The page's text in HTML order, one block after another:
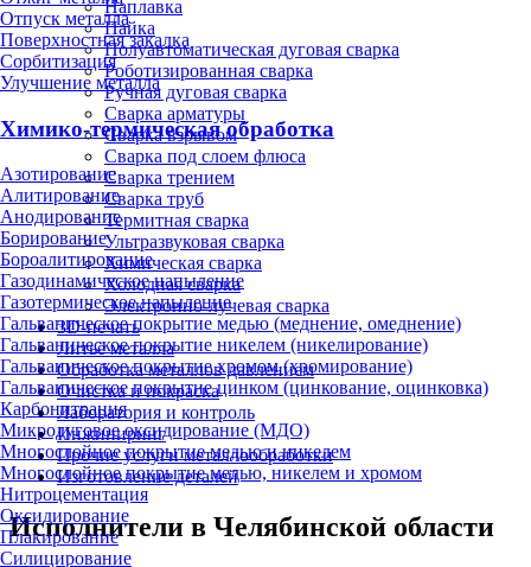
Отпуск металла
Поверхностная закалка
Сорбитизация
Улучшение металла
Химико-термическая обработка
Азотирование
Алитирование
Анодирование
Борирование
Бороалитирование
Газодинамическое напыление
Газотермическое напыление
Гальваническое покрытие медью (меднение, омеднение)
Гальваническое покрытие никелем (никелирование)
Гальваническое покрытие хромом (хромирование)
Гальваническое покрытие цинком (цинкование, оцинковка)
Карбонитрация
Микродуговое оксидирование (МДО)
Многослойное покрытие медью и никелем
Многослойное покрытие медью, никелем и хромом
Нитроцементация
Оксидирование
Плакирование
Силицирование
Наплавка
Пайка
Полуавтоматическая дуговая сварка
Роботизированная сварка
Ручная дуговая сварка
Сварка арматуры
Сварка взрывом
Сварка под слоем флюса
Сварка трением
Сварка труб
Термитная сварка
Ультразвуковая сварка
Химическая сварка
Холодная сварка
Электронно-лучевая сварка
3D-печать
Литьё металла
Обработка металлов давлением
Очистка и покраска
Лаборатория и контроль
Инжиниринг
Прочие услуги металлообработки
Изготовление деталей
Исполнители в Челябинской области